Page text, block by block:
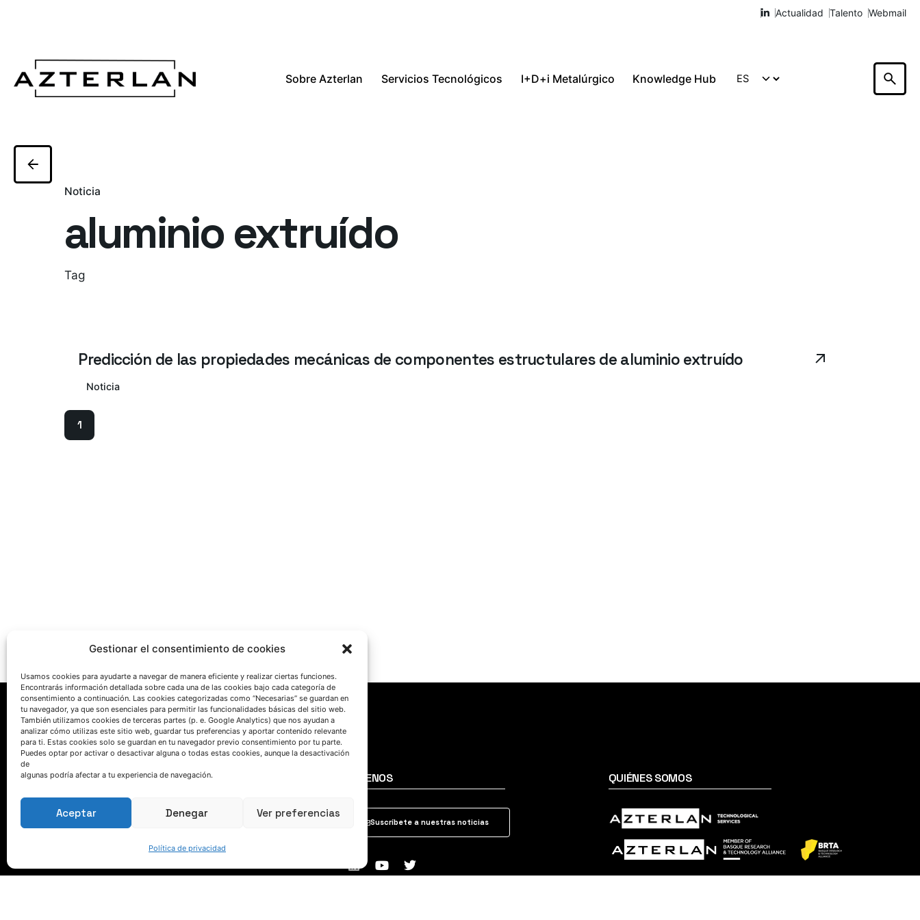
Gestionar el consentimiento de cookies
Usamos cookies para ayudarte a navegar de manera eficiente y realizar ciertas funciones.
Encontrarás información detallada sobre cada una de las cookies bajo cada categoría de
consentimiento a continuación. Las cookies categorizadas como “Necesarias” se guardan en
tu navegador, ya que son esenciales para permitir las funcionalidades básicas del sitio web.
También utilizamos cookies de terceras partes (p. e. Google Analytics) que nos ayudan a
analizar cómo utilizas este sitio web, guardar tus preferencias y aportar contenido relevante
para ti. Estas cookies solo se guardan en tu navegador previo consentimiento por tu parte.
Puedes optar por activar o desactivar alguna o todas estas cookies, aunque la desactivación
de
algunas podría afectar a tu experiencia de navegación.
Aceptar Denegar Ver preferencias
Política de privacidad
Actualidad Talento Webmail
Sobre Azterlan Servicios Tecnológicos I+D+i Metalúrgico Knowledge Hub
Noticia
aluminio extruído
Tag
Predicción de las propiedades mecánicas de componentes estructulares de aluminio extruído
Noticia
1
HABLEMOS
(+34) 946 215 470
SÍGUENOS
Suscríbete a nuestras noticias
QUIÉNES SOMOS